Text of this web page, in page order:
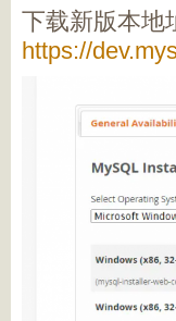
下载新版本地
https://